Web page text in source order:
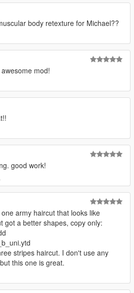
body retexture for Michael??
mod!
good work!
army haircut that looks like
got a better shapes, copy only:
stripes haircut. I don't use any
this one is great.